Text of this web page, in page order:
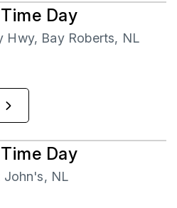
Day
Hwy, Bay Roberts, NL
Day
John's, NL